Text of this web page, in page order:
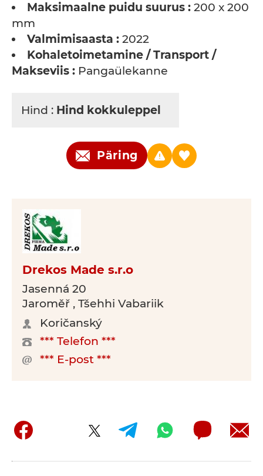
Maksimaalne puidu suurus : 200 x 200
mm
Valmimisaasta : 2022
Kohaletoimetamine / Transport /
Makseviis : Pangaülekanne
Hind : Hind kokkuleppel
Päring
Drekos Made s.r.o
Jasenná 20
Jaroměř , Tšehhi Vabariik
Koričanský
*** Telefon ***
*** E-post ***